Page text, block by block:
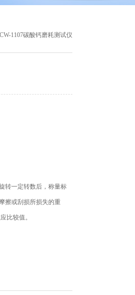
1107碳酸钙磨耗测试仪
转一定转数后，称量标
擦或刮损所损失的重
比较值。